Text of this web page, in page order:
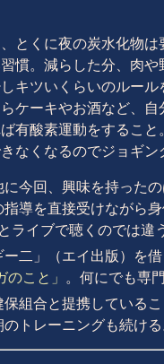
とくに夜の炭水化物は
慣。減らした分、肉や
キツいくらいのルール
ケーキやお酒など、自
有酸素運動をすること
なくなるのでジョギン
今回、興味を持った
導を直接受けながら
ライブで聴くのでは違
二」（エイ出版）を
こと」
。何にでも専
組合と提携している
トレーニングも続ける